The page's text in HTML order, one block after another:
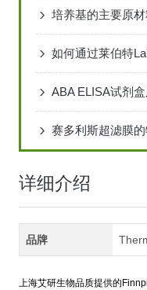
培养基的主要原
ABA ELISA试剂
赛多利斯超滤膜
详细介绍
品牌
上海艾研生物品质提供的